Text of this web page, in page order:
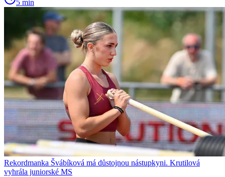
5 min
Rekordmanka Švábíková má důstojnou nástupkyni. Krutilová
vyhrála juniorské MS